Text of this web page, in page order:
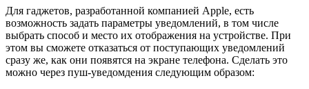
Для гаджетов, разработанной компанией Apple, есть
возможность задать параметры уведомлений, в том числе
выбрать способ и место их отображения на устройстве. При
этом вы сможете отказаться от поступающих уведомлений
сразу же, как они появятся на экране телефона. Сделать это
можно через пуш-уведомдения следующим образом: